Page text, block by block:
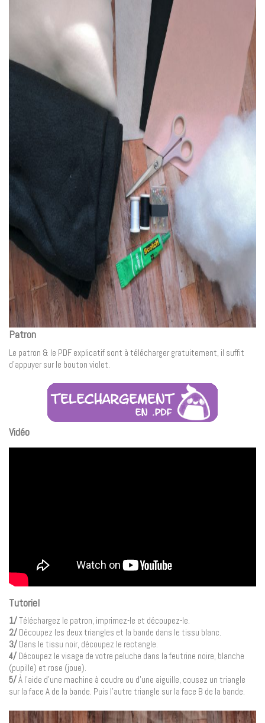
Patron
Le patron & le PDF explicatif sont à télécharger gratuitement, il suffit
d’appuyer sur le bouton violet.
Vidéo
Tutoriel
1/Téléchargez le patron, imprimez-le et découpez-le.
2/ Découpez les deux triangles et la bande dans le tissu blanc.
3/ Dans le tissu noir, découpez le rectangle.
4/ Découpez le visage de votre peluche dans la feutrine noire, blanche
(pupille) et rose (joue).
5/À l’aide d’une machine à coudre ou d’une aiguille, cousez un triangle
sur la face A de la bande. Puis l’autre triangle sur la face B de la bande.